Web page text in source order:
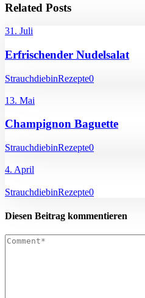
Related Posts
31. Juli
Erfrischender Nudelsalat
StrauchdiebinRezepte0
13. Mai
Champignon Baguette
StrauchdiebinRezepte0
4. April
StrauchdiebinRezepte0
Diesen Beitrag kommentieren